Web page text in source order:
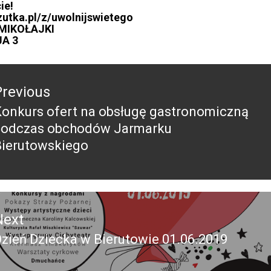
z/uwolnijswietego
3
ofert na obsługę gastronomiczną
obchodów Jarmarku
post:
Dziecka w Bierutowie 01.06.2019